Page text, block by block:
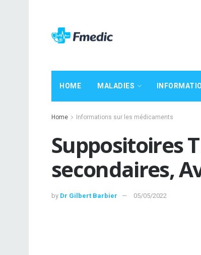
HOME MALADIES
Home Informations sur les médicaments
Suppositoires
secondaires,
by Dr Gilbert Barbier 05/05/2022